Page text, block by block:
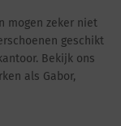
mogen zeker niet
geschikt
Bekijk ons
als Gabor,